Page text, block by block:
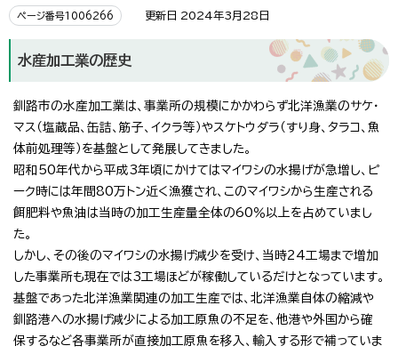
ページ番号1006266 更新日 2024年3月28日
水産加工業の歴史
釧路市の水産加工業は、事業所の規模にかかわらず北洋漁業のサケ・
マス（塩蔵品、缶詰、筋子、イクラ等）やスケトウダラ（すり身、タラコ、魚
体前処理等）を基盤として発展してきました。
昭和50年代から平成3年頃にかけてはマイワシの水揚げが急増し、ピ
ーク時には年間80万トン近く漁獲され、このマイワシから生産される
餌肥料や魚油は当時の加工生産量全体の60％以上を占めていまし
た。
しかし、その後のマイワシの水揚げ減少を受け、当時24工場まで増加
した事業所も現在では3工場ほどが稼働しているだけとなっています。
基盤であった北洋漁業関連の加工生産では、北洋漁業自体の縮減や
釧路港への水揚げ減少による加工原魚の不足を、他港や外国から確
保するなど各事業所が直接加工原魚を移入、輸入する形で補っていま